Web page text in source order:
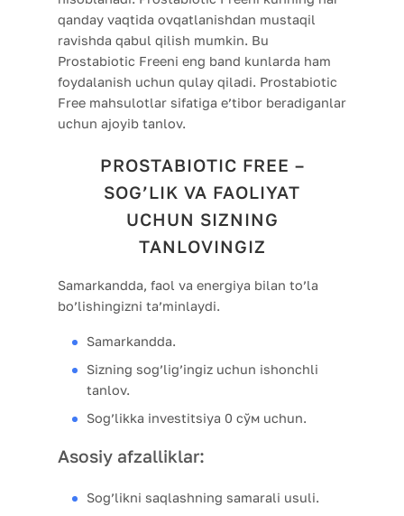
qanday vaqtida ovqatlanishdan mustaqil
ravishda qabul qilish mumkin. Bu
Prostabiotic Freeni eng band kunlarda ham
foydalanish uchun qulay qiladi. Prostabiotic
Free mahsulotlar sifatiga e’tibor beradiganlar
uchun ajoyib tanlov.
PROSTABIOTIC FREE –
SOG’LIK VA FAOLIYAT
UCHUN SIZNING
TANLOVINGIZ
Samarkandda, faol va energiya bilan to’la
bo’lishingizni ta’minlaydi.
Samarkandda.
Sizning sog’lig’ingiz uchun ishonchli
tanlov.
Sog’likka investitsiya 0 сўм uchun.
Asosiy afzalliklar:
Sog’likni saqlashning samarali usuli.